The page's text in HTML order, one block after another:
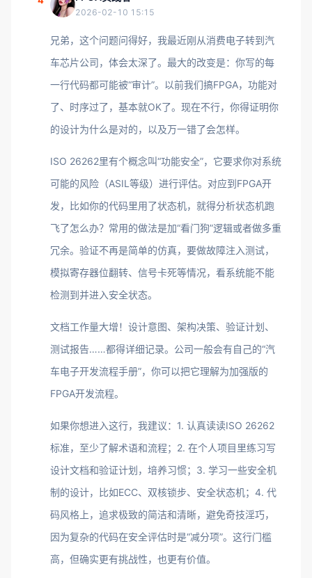
2026-02-10 15:15
兄弟，这个问题问得好，我最近刚从消费电子转到汽
车芯片公司，体会太深了。最大的改变是：你写的每
一行代码都可能被“审计”。以前我们搞FPGA，功能对
了、时序过了，基本就OK了。现在不行，你得证明你
的设计为什么是对的，以及万一错了会怎样。
ISO 26262里有个概念叫“功能安全”，它要求你对系统
可能的风险（ASIL等级）进行评估。对应到FPGA开
发，比如你的代码里用了状态机，就得分析状态机跑
飞了怎么办？常用的做法是加“看门狗”逻辑或者做多重
冗余。验证不再是简单的仿真，要做故障注入测试，
模拟寄存器位翻转、信号卡死等情况，看系统能不能
检测到并进入安全状态。
文档工作量大增！设计意图、架构决策、验证计划、
测试报告……都得详细记录。公司一般会有自己的“汽
车电子开发流程手册”，你可以把它理解为加强版的
FPGA开发流程。
如果你想进入这行，我建议：1. 认真读读ISO 26262
标准，至少了解术语和流程；2. 在个人项目里练习写
设计文档和验证计划，培养习惯；3. 学习一些安全机
制的设计，比如ECC、双核锁步、安全状态机；4. 代
码风格上，追求极致的简洁和清晰，避免奇技淫巧，
因为复杂的代码在安全评估时是“减分项”。这行门槛
高，但确实更有挑战性，也更有价值。